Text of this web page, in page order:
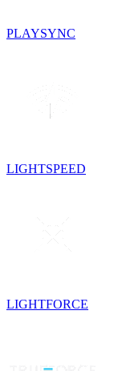
PLAYSYNC
LIGHTSPEED
LIGHTFORCE